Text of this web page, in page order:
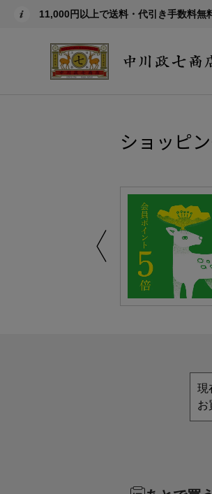
11,000円以上で送料・代引き手数料無
ショッピ
現
お